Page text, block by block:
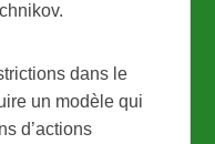
dans le
un modèle qui
d’actions